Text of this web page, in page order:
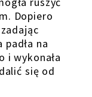
Dopiero
na
i wykonała
się od